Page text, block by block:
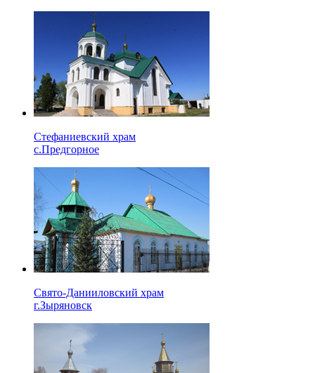
Стефаниевский храм
с.Предгорное
Свято-Данииловский храм
г.Зыряновск